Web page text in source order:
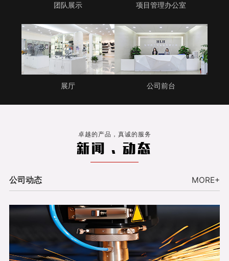
团队展示 项目管理办公室
展厅 公司前台
卓越的产品，真诚的服务
新闻 . 动态
公司动态 MORE+